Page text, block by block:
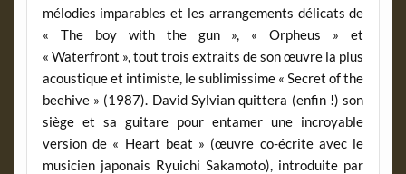
mélodies imparables et les arrangements délicats de
« The boy with the gun », « Orpheus » et
« Waterfront », tout trois extraits de son œuvre la plus
acoustique et intimiste, le sublimissime « Secret of the
beehive » (1987). David Sylvian quittera (enfin !) son
siège et sa guitare pour entamer une incroyable
version de « Heart beat » (œuvre co-écrite avec le
musicien japonais Ryuichi Sakamoto), introduite par